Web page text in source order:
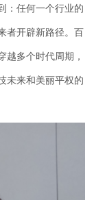
：任何一个行业的
者开辟新路径。百
多个时代周期，
未来和美丽平权的